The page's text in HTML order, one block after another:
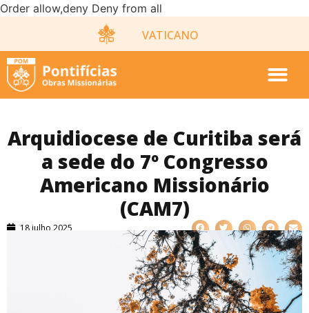
Order allow,deny Deny from all
VATICANO
Arquidiocese de Curitiba será
a sede do 7º Congresso
Americano Missionário
(CAM7)
18 julho 2025